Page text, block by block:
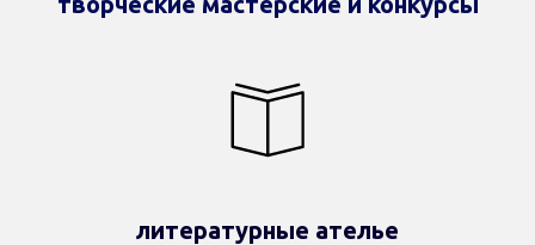
литературные ателье